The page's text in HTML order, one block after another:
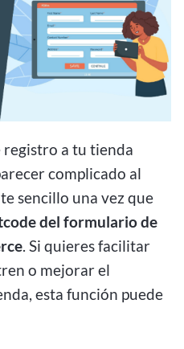
a tu tienda
complicado al
sencillo una vez que
del formulario de
. Si quieres facilitar
o mejorar el
esta función puede